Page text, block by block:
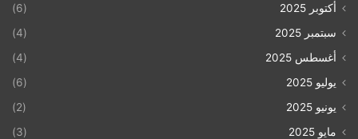
أكتوبر 2025
(6)
سبتمبر 2025
(4)
أغسطس 2025
(4)
يوليو 2025
(6)
يونيو 2025
(2)
مايو 2025
(3)